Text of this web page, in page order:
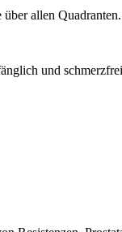
allen
und